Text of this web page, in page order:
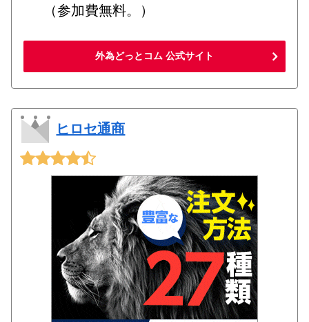
（参加費無料。）
外為どっとコム 公式サイト
ヒロセ通商